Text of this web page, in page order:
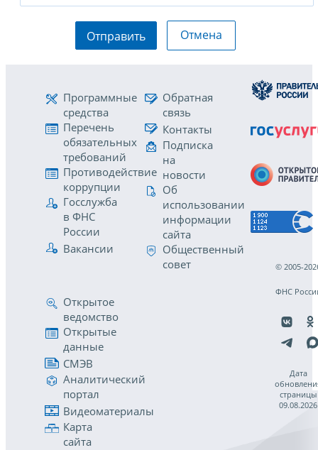
Отправить Отмена
Программные
средства
Перечень
обязательных
требований
Противодействие
коррупции
Госслужба
в ФНС
России
Вакансии
Обратная
связь
Контакты
Подписка
на
новости
Об
использовании
информации
сайта
Общественный
совет
Открытое
ведомство
Открытые
данные
СМЭВ
Аналитический
портал
Видеоматериалы
Карта
сайта
© 2005-
ФНС
Дата
страницы
09.08.2026